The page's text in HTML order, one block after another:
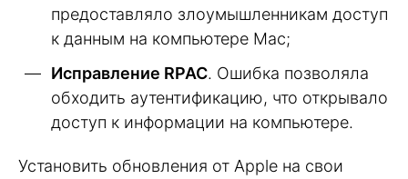
предоставляло злоумышленникам доступ
к данным на компьютере Mac;
Исправление RPAC. Ошибка позволяла
обходить аутентификацию, что открывало
доступ к информации на компьютере.
Установить обновления от Apple на свои